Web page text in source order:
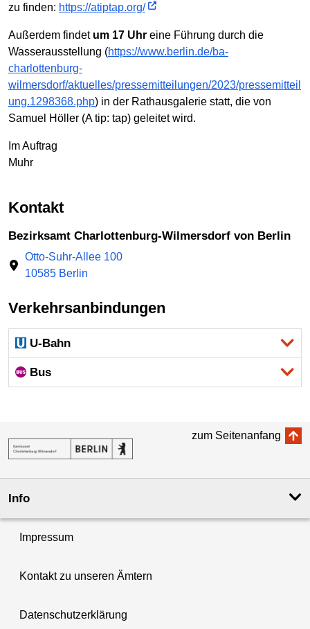
zu finden: https://atiptap.org/
Außerdem findet um 17 Uhr eine Führung durch die
Wasserausstellung (https://www.berlin.de/ba-
charlottenburg-
wilmersdorf/aktuelles/pressemitteilungen/2023/pressemitteil
ung.1298368.php) in der Rathausgalerie statt, die von
Samuel Höller (A tip: tap) geleitet wird.
Im Auftrag
Muhr
Kontakt
Bezirksamt Charlottenburg-Wilmersdorf von Berlin
Otto-Suhr-Allee 100
10585 Berlin
Verkehrsanbindungen
U-Bahn
Bus
zum Seitenanfang
Info
Impressum
Kontakt zu unseren Ämtern
Datenschutzerklärung